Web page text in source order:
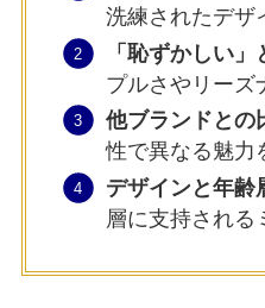
洗練されたデザ
「恥ずかしい
プルさやリーズ
他ブランドとの
性で異なる魅力
デザインと年齢
層に支持される